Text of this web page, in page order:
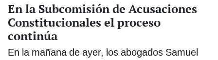
En la Subcomisión de Acusaciones
Constitucionales el proceso
continúa
En la mañana de ayer, los abogados Samuel